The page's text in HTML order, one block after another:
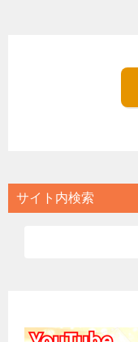
サイト内検索